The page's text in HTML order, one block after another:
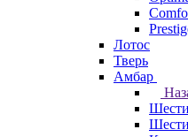
Лотос
Тверь
Амбар